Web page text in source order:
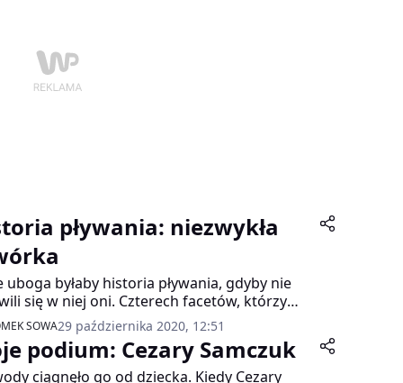
pływania: niezwykła
uboga byłaby historia pływania, gdyby nie
się w niej oni. Czterech facetów, którzy
bariery, pokonywali swoje lęki, nie
się stereotypami, a w chwilach próby
się odwagą. Webb, Jarvis,
i Weissmuller – bohaterowie sprzed
SOWA29 października 2020, 12:51
podium: Cezary Samczuk
ciągnęło go od dziecka. Kiedy Cezary